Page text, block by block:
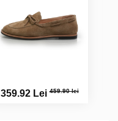
359.92 Lei459.90 lei